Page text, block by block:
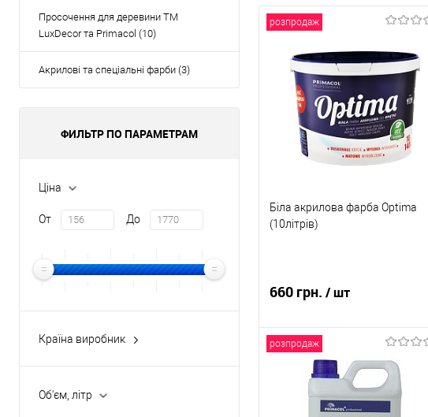
Просочення для деревини ТМ
LuxDecor та Primacol (10)
Акрилові та спеціальні фарби (3)
ФИЛЬТР ПО ПАРАМЕТРАМ
Ціна
От До
Країна виробник
Об'єм, літр
розпродаж
Біла акрилова фарба Optima
(10літрів)
660 грн. / шт
В корзину
Купити в 1 клік
Порівняння
розпродаж